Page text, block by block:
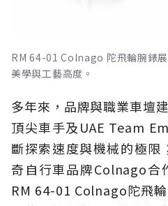
RM 64-01 Colnago 陀飛輪腕錶
美學與工藝高度。
多年來，品牌與職業車壇
頂尖車手及UAE Team
斷探索速度與機械的極限
奇自行車品牌Colnago合
RM 64-01 Colnago陀飛